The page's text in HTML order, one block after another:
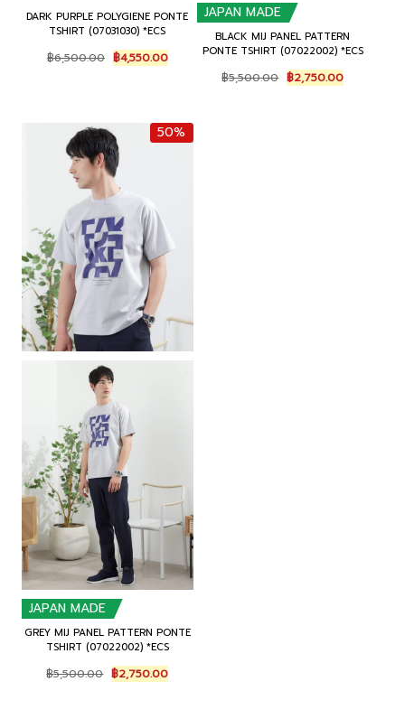
DARK PURPLE POLYGIENE PONTE
TSHIRT (07031030) *ECS
฿6,500.00 Original
price
฿4,550.00Current
price
JAPAN MADE
BLACK MIJ PANEL PATTERN
PONTE TSHIRT (07022002) *ECS
฿5,500.00 Original
price
฿2,750.00Current
price
50%
JAPAN MADE
GREY MIJ PANEL PATTERN PONTE
TSHIRT (07022002) *ECS
฿5,500.00 Original
price
฿2,750.00Current
price